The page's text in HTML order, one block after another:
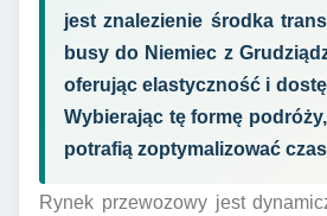
jest znalezienie środka
busy do Niemiec z
oferując elastyczność i
Wybierając tę formę
potrafią zoptymalizować
Rynek przewozowy jest